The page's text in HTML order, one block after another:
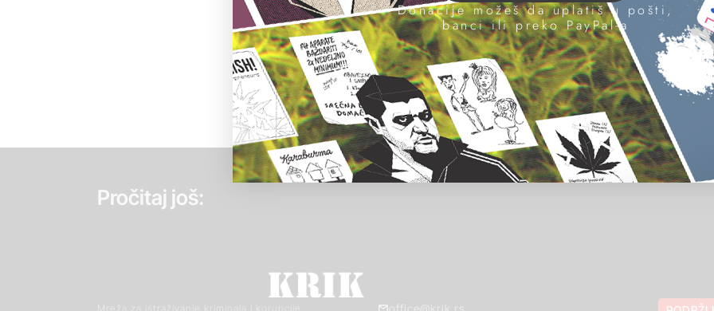
Pročitaj još:
Mreža za istraživanje kriminala i korupcije office@krik.rs
Donacije možeš da uplatiš u pošti,
banci ili preko PayPal-a